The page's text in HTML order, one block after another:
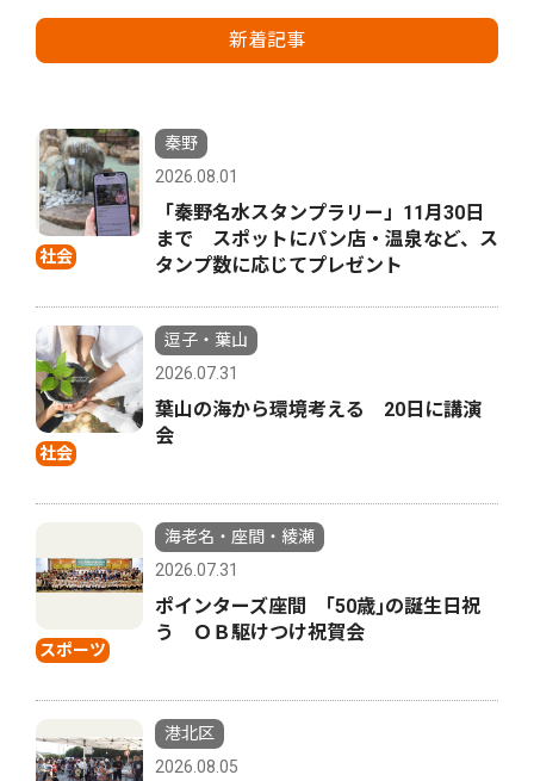
新着記事
社会
秦野
2026.08.01
「秦野名水スタンプラリー」11月30日
まで スポットにパン店・温泉など、ス
タンプ数に応じてプレゼント
社会
逗子・葉山
2026.07.31
葉山の海から環境考える 20日に講演
会
スポーツ
海老名・座間・綾瀬
2026.07.31
ポインターズ座間 ｢50歳｣の誕生日祝
う ＯＢ駆けつけ祝賀会
港北区
2026.08.05